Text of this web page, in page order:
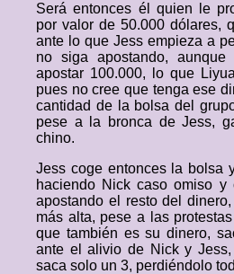
Será entonces él quien le
por valor de 50.000 dólares,
ante lo que Jess empieza a
no siga apostando,
apostar 100.000, lo que
pues no cree que tenga ese
cantidad de la bolsa del
pese a la bronca de Jess,
chino.
Jess coge entonces la bolsa
haciendo Nick caso omiso y
apostando el resto del
más alta, pese a las
que también es su dinero,
ante el alivio de Nick y
saca solo un 3, perdiéndolo